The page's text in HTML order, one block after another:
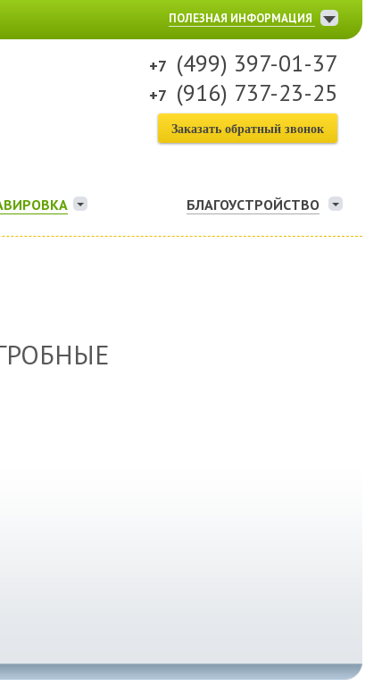
ПОЛЕЗНАЯ ИНФОРМАЦИЯ
(499) 397-01-37
(916) 737-23-25
Заказать обратный звонок
БЛАГОУСТРОЙСТВО